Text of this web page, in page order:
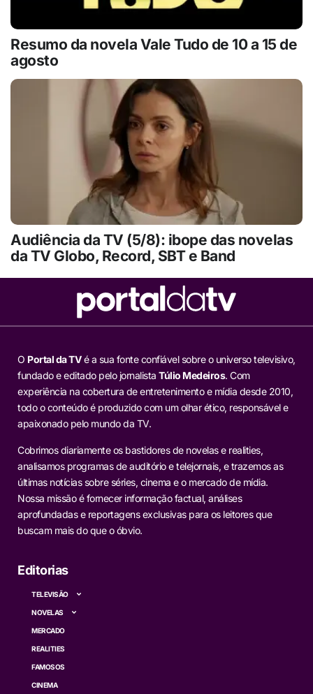
Resumo da novela Vale Tudo de 10 a 15 de
agosto
Audiência da TV (5/8): ibope das novelas
da TV Globo, Record, SBT e Band
O Portal da TVé a sua fonte confiável sobre o universo televisivo,
fundado e editado pelo jornalista Túlio Medeiros. Com
experiência na cobertura de entretenimento e mídia desde 2010,
todo o conteúdo é produzido com um olhar ético, responsável e
apaixonado pelo mundo da TV.
Cobrimos diariamente os bastidores de novelas e realities,
analisamos programas de auditório e telejornais, e trazemos as
últimas notícias sobre séries, cinema e o mercado de mídia.
Nossa missão é fornecer informação factual, análises
aprofundadas e reportagens exclusivas para os leitores que
buscam mais do que o óbvio.
Editorias
TELEVISÃO
NOVELAS
MERCADO
REALITIES
FAMOSOS
CINEMA